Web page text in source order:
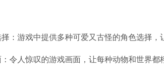
：游戏中提供多种可爱又古怪的角色选择，
令人惊叹的游戏画面，让每种动物和世界都